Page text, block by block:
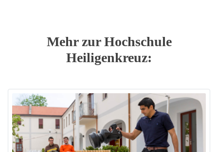
Mehr zur Hochschule
Heiligenkreuz: